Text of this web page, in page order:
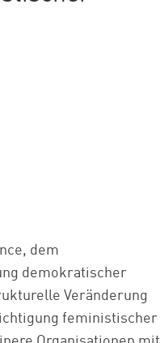
dem
demokratischer
Veränderung
feministischer